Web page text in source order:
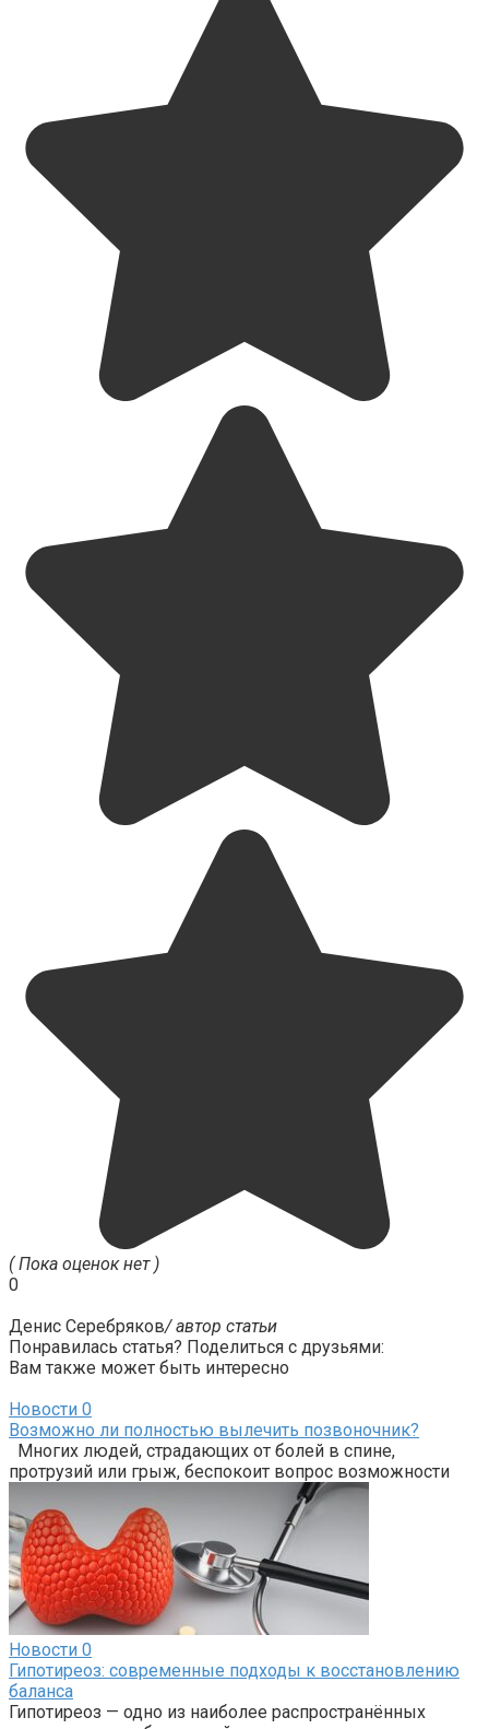
( Пока оценок нет )
0
Денис Серебряков/ автор статьи
Понравилась статья? Поделиться с друзьями:
Вам также может быть интересно
Новости 0
Возможно ли полностью вылечить позвоночник?
Многих людей, страдающих от болей в спине,
протрузий или грыж, беспокоит вопрос возможности
Новости 0
Гипотиреоз: современные подходы к восстановлению
баланса
Гипотиреоз — одно из наиболее распространённых